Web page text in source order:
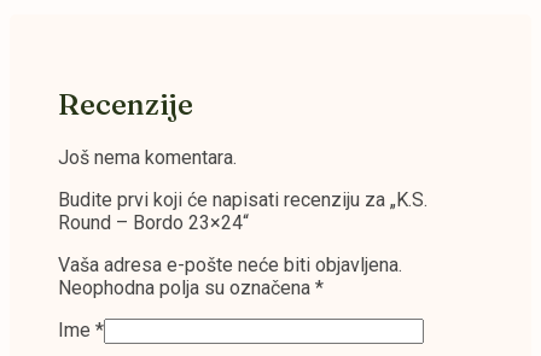
Recenzije
Još nema komentara.
Budite prvi koji će napisati recenziju za „K.S.
Round – Bordo 23×24“
Vaša adresa e-pošte neće biti objavljena.
Neophodna polja su označena *
Ime *